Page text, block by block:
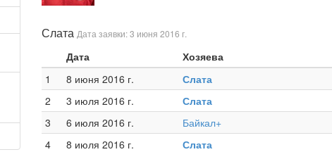
Слата Дата заявки: 3 июня 2016 г.
Дата Хозяева
1
8 июня 2016 г. Слата
2
3 июля 2016 г. Слата
3
6 июля 2016 г. Байкал+
4
8 июля 2016 г. Слата